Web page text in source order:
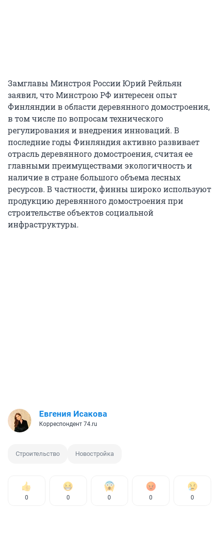
Замглавы Минстроя России Юрий Рейльян
заявил, что Минстрою РФ интересен опыт
Финляндии в области деревянного домостроения,
в том числе по вопросам технического
регулирования и внедрения инноваций. В
последние годы Финляндия активно развивает
отрасль деревянного домостроения, считая ее
главными преимуществами экологичность и
наличие в стране большого объема лесных
ресурсов. В частности, финны широко используют
продукцию деревянного домостроения при
строительстве объектов социальной
инфраструктуры.
Евгения Исакова
Корреспондент 74.ru
Строительство Новостройка
0 0 0 0 0